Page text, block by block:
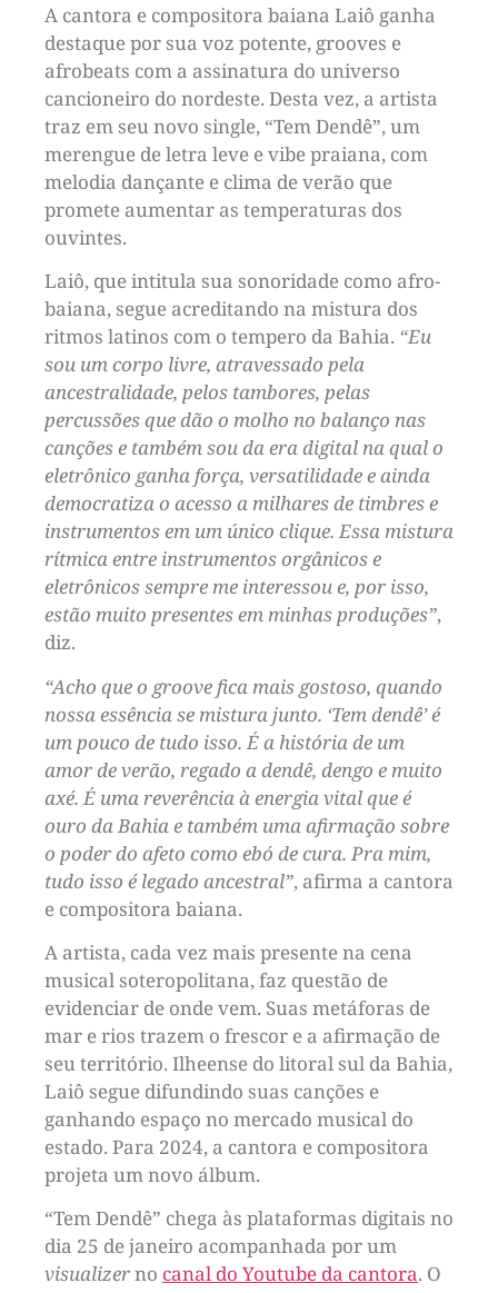
A cantora e compositora baiana Laiô ganha
destaque por sua voz potente, grooves e
afrobeats com a assinatura do universo
cancioneiro do nordeste. Desta vez, a artista
traz em seu novo single, “Tem Dendê”, um
merengue de letra leve e vibe praiana, com
melodia dançante e clima de verão que
promete aumentar as temperaturas dos
ouvintes.
Laiô, que intitula sua sonoridade como afro-
baiana, segue acreditando na mistura dos
ritmos latinos com o tempero da Bahia. “Eu
sou um corpo livre, atravessado pela
ancestralidade, pelos tambores, pelas
percussões que dão o molho no balanço nas
canções e também sou da era digital na qual o
eletrônico ganha força, versatilidade e ainda
democratiza o acesso a milhares de timbres e
instrumentos em um único clique. Essa mistura
rítmica entre instrumentos orgânicos e
eletrônicos sempre me interessou e, por isso,
estão muito presentes em minhas produções”,
diz.
“Acho que o groove fica mais gostoso, quando
nossa essência se mistura junto. ‘Tem dendê’ é
um pouco de tudo isso. É a história de um
amor de verão, regado a dendê, dengo e muito
axé. É uma reverência à energia vital que é
ouro da Bahia e também uma afirmação sobre
o poder do afeto como ebó de cura. Pra mim,
tudo isso é legado ancestral”, afirma a cantora
e compositora baiana.
A artista, cada vez mais presente na cena
musical soteropolitana, faz questão de
evidenciar de onde vem. Suas metáforas de
mar e rios trazem o frescor e a afirmação de
seu território. Ilheense do litoral sul da Bahia,
Laiô segue difundindo suas canções e
ganhando espaço no mercado musical do
estado. Para 2024, a cantora e compositora
projeta um novo álbum.
“Tem Dendê” chega às plataformas digitais no
dia 25 de janeiro acompanhada por um
visualizerno canal do Youtube da cantora. O